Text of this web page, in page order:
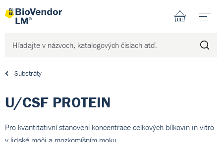
Substráty
U/CSF PROTEIN
Pro kvantitativní stanovení koncentrace celkových bílkovin in vitro
v lidské moči a mozkomíšním moku.